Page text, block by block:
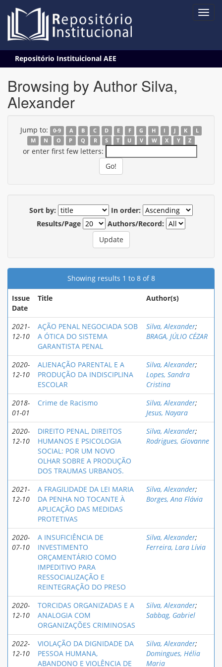
navigation
Repositório Instituicional AEE
Browsing by Author Silva,
Alexander
Jump to: 0-9 A B C D E F G H I J K
L
M
N O P Q R S T U V W X Y Z
or enter first few letters:
Sort by:
In order:
Results/Page
Authors/Record:
Showing results 1 to 8 of 8
Issue
Date
Title Author(s)
2021-
12-10
AÇÃO PENAL NEGOCIADA SOB
A ÓTICA DO SISTEMA
GARANTISTA PENAL
Silva, Alexander;
BRAGA, JÚLIO CÉZAR
2020-
12-10
ALIENAÇÃO PARENTAL E A
PRODUÇÃO DA INDISCIPLINA
ESCOLAR
Silva, Alexander;
Lopes, Sandra
Cristina
2018-
01-01
Crime de Racismo Silva, Alexander;
Jesus, Nayara
2020-
12-10
DIREITO PENAL, DIREITOS
HUMANOS E PSICOLOGIA
SOCIAL: POR UM NOVO
OLHAR SOBRE A PRODUÇÃO
DOS TRAUMAS URBANOS.
Silva, Alexander;
Rodrigues, Giovanne
2021-
12-10
A FRAGILIDADE DA LEI MARIA
DA PENHA NO TOCANTE À
APLICAÇÃO DAS MEDIDAS
PROTETIVAS
Silva, Alexander;
Borges, Ana Flávia
2020-
07-10
A INSUFICIÊNCIA DE
INVESTIMENTO
ORÇAMENTÁRIO COMO
IMPEDITIVO PARA
RESSOCIALIZAÇÃO E
REINTEGRAÇÃO DO PRESO
Silva, Alexander;
Ferreira, Lara Lívia
2020-
12-10
TORCIDAS ORGANIZADAS E A
ANALOGIA COM
ORGANIZAÇÕES CRIMINOSAS
Silva, Alexander;
Sabbag, Gabriel
2022-
12-10
VIOLAÇÃO DA DIGNIDADE DA
PESSOA HUMANA,
ABANDONO E VIOLÊNCIA DE
Silva, Alexander;
Domingues, Hélia
Maria